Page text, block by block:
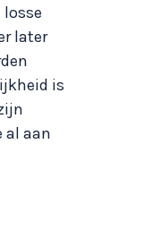
later
is
al aan